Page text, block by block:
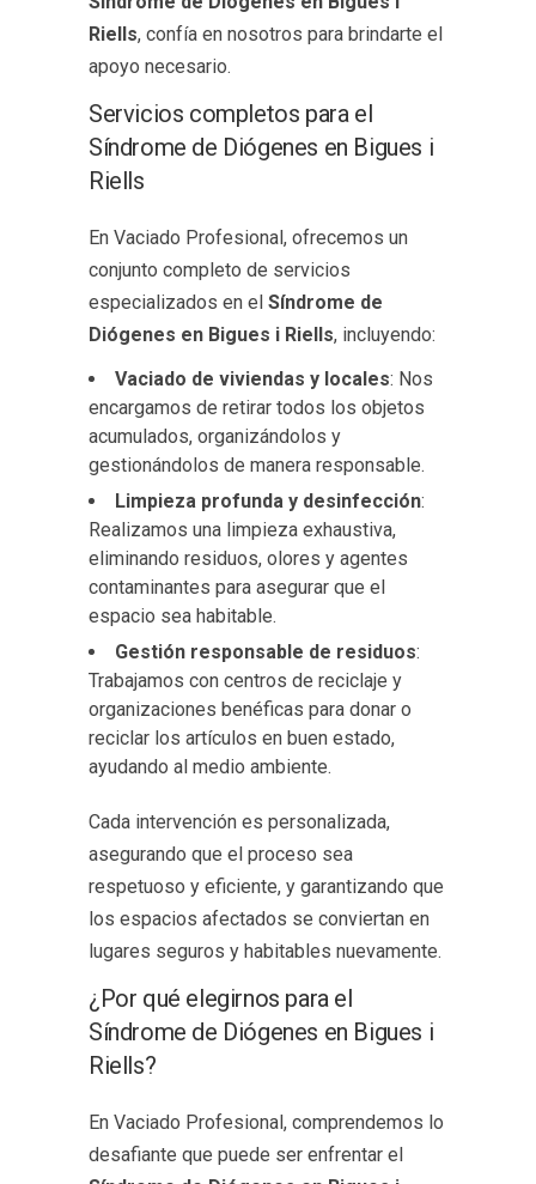
Riells, confía en nosotros para brindarte el
apoyo necesario.
Servicios completos para el
Síndrome de Diógenes en Bigues i
Riells
En Vaciado Profesional, ofrecemos un
conjunto completo de servicios
especializados en el Síndrome de
Diógenes en Bigues i Riells, incluyendo:
Vaciado de viviendas y locales: Nos
encargamos de retirar todos los objetos
acumulados, organizándolos y
gestionándolos de manera responsable.
Limpieza profunda y desinfección:
Realizamos una limpieza exhaustiva,
eliminando residuos, olores y agentes
contaminantes para asegurar que el
espacio sea habitable.
Gestión responsable de residuos:
Trabajamos con centros de reciclaje y
organizaciones benéficas para donar o
reciclar los artículos en buen estado,
ayudando al medio ambiente.
Cada intervención es personalizada,
asegurando que el proceso sea
respetuoso y eficiente, y garantizando que
los espacios afectados se conviertan en
lugares seguros y habitables nuevamente.
¿Por qué elegirnos para el
Síndrome de Diógenes en Bigues i
Riells?
En Vaciado Profesional, comprendemos lo
desafiante que puede ser enfrentar el